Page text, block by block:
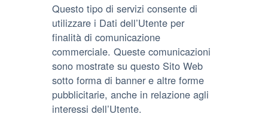
Questo tipo di servizi consente di
utilizzare i Dati dell’Utente per
finalità di comunicazione
commerciale. Queste comunicazioni
sono mostrate su questo Sito Web
sotto forma di banner e altre forme
pubblicitarie, anche in relazione agli
interessi dell’Utente.